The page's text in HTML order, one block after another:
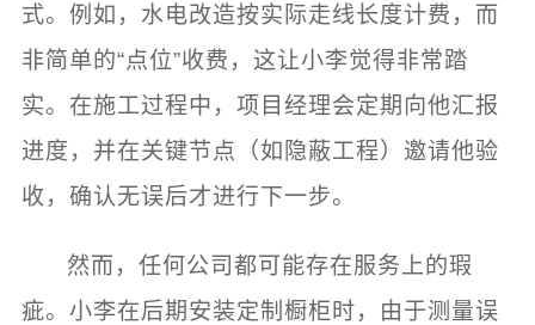
式。例如，水电改造按实际走线长度计费，而
非简单的“点位”收费，这让小李觉得非常踏
实。在施工过程中，项目经理会定期向他汇报
进度，并在关键节点（如隐蔽工程）邀请他验
收，确认无误后才进行下一步。
然而，任何公司都可能存在服务上的瑕
疵。小李在后期安装定制橱柜时，由于测量误